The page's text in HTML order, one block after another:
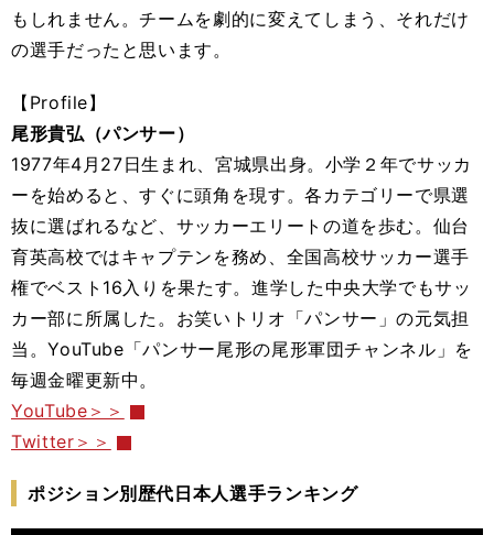
もしれません。チームを劇的に変えてしまう、それだけ
の選手だったと思います。
【Profile】
尾形貴弘（パンサー）
1977年4月27日生まれ、宮城県出身。小学２年でサッカ
ーを始めると、すぐに頭角を現す。各カテゴリーで県選
抜に選ばれるなど、サッカーエリートの道を歩む。仙台
育英高校ではキャプテンを務め、全国高校サッカー選手
権でベスト16入りを果たす。進学した中央大学でもサッ
カー部に所属した。お笑いトリオ「パンサー」の元気担
当。YouTube「パンサー尾形の尾形軍団チャンネル」を
毎週金曜更新中。
YouTube＞＞
Twitter＞＞
ポジション別歴代日本人選手ランキング